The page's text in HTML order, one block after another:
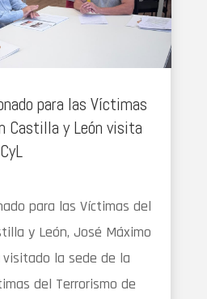
para las Víctimas
Castilla y León visita
para las Víctimas del
y León, José Máximo
visitado la sede de la
del Terrorismo de